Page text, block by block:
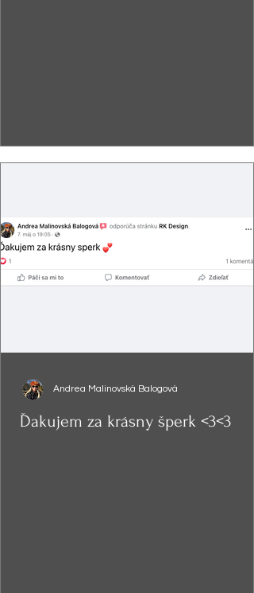
Ďakujem za krásny šperk <3<3
Andrea Malinovská Balogová